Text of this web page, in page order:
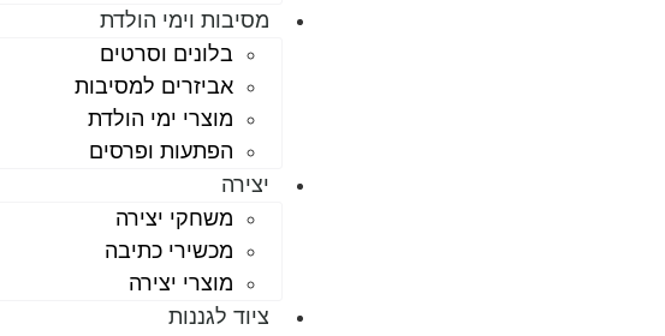
מסיבות וימי הולדת
בלונים וסרטים
אביזרים למסיבות
מוצרי ימי הולדת
הפתעות ופרסים
יצירה
משחקי יצירה
מכשירי כתיבה
מוצרי יצירה
ציוד לגננות